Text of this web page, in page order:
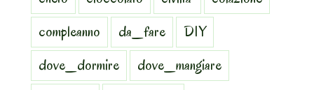
compleanno
da_fare
DIY
dove_dormire
dove_mangiare